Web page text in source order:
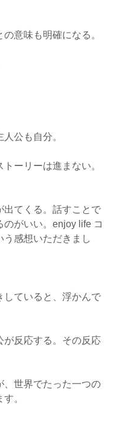
意味も明確になる。
公も自分。
ーリーは進まない。
出てくる。話すことで
がいい。enjoy life コ
う感想いただきまし
していると、浮かんで
が反応する。その反応
、世界でたった一つの
。